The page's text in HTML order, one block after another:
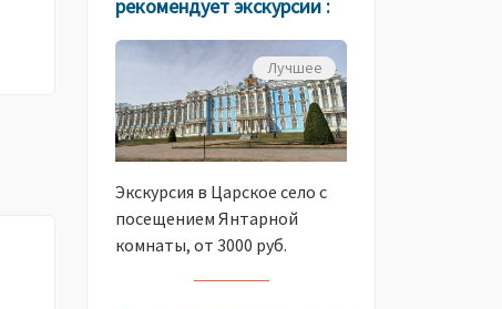
рекомендует экскурсии :
Лучшее
Экскурсия в Царское село с
посещением Янтарной
комнаты, от 3000 руб.